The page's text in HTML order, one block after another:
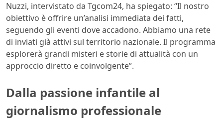
Nuzzi, intervistato da Tgcom24, ha spiegato: “Il nostro
obiettivo è offrire un’analisi immediata dei fatti,
seguendo gli eventi dove accadono. Abbiamo una rete
di inviati già attivi sul territorio nazionale. Il programma
esplorerà grandi misteri e storie di attualità con un
approccio diretto e coinvolgente”.
Dalla passione infantile al
giornalismo professionale